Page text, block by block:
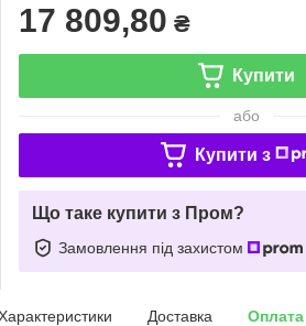
17 809,80 ₴
Купити
або
Купити з
Що таке купити з Пром?
Замовлення під захистом
Доставка Оплата